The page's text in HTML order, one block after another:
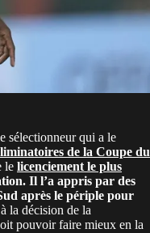
sélectionneur qui a le
de la Coupe du
le licenciement le plus
Il l’a appris par des
après le périple pour
la décision de la
pouvoir faire mieux en la